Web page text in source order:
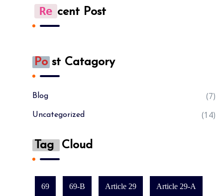
Re Cent Post
Po St Catagory
Blog (7)
Uncategorized (14)
Tag Cloud
69 69-B Article 29 Article 29-A